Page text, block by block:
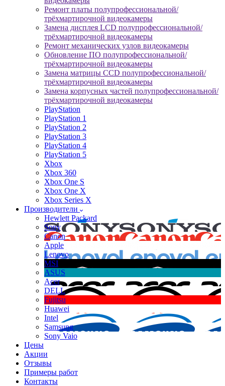
Ремонт платы полупрофессиональной/
трёхмартирочной видеокамеры
Замена дисплея LCD полупрофессиональной/
трёхмартирочной видеокамеры
Ремонт механических узлов видеокамеры
Обновление ПО полупрофессиональной/
трёхмартирочной видеокамеры
Замена матрицы CCD полупрофессиональной/
трёхмартирочной видеокамеры
Замена корпусных частей полупрофессиональной/
трёхмартирочной видеокамеры
PlayStation
PlayStation 1
PlayStation 2
PlayStation 3
PlayStation 4
PlayStation 5
Xbox
Xbox 360
Xbox One S
Xbox One X
Xbox Series X
Производители
Hewlett Packard
Sony
Canon
Apple
Lenovo
MSI
ASUS
Acer
DELL
Fujitsu
Huawei
Intel
Samsung
Sony Vaio
Цены
Акции
Отзывы
Примеры работ
Контакты